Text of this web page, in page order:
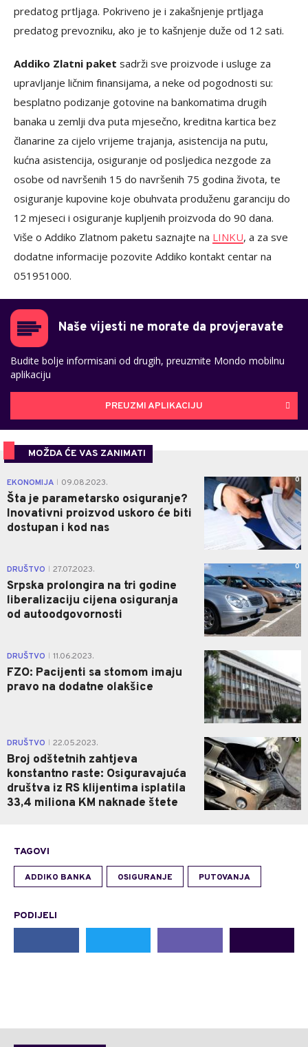
predatog prtljaga. Pokriveno je i zakašnjenje prtljaga
predatog prevozniku, ako je to kašnjenje duže od 12 sati.
Addiko Zlatni paket sadrži sve proizvode i usluge za
upravljanje ličnim finansijama, a neke od pogodnosti su:
besplatno podizanje gotovine na bankomatima drugih
banaka u zemlji dva puta mjesečno, kreditna kartica bez
članarine za cijelo vrijeme trajanja, asistencija na putu,
kućna asistencija, osiguranje od posljedica nezgode za
osobe od navršenih 15 do navršenih 75 godina života, te
osiguranje kupovine koje obuhvata produženu garanciju do
12 mjeseci i osiguranje kupljenih proizvoda do 90 dana.
Više o Addiko Zlatnom paketu saznajte na LINKU, a za sve
dodatne informacije pozovite Addiko kontakt centar na
051951000.
Naše vijesti ne morate da provjeravate
Budite bolje informisani od drugih, preuzmite Mondo mobilnu
aplikaciju
PREUZMI APLIKACIJU
MOŽDA ĆE VAS ZANIMATI
EKONOMIJA 09.08.2023.
Šta je parametarsko osiguranje?
Inovativni proizvod uskoro će biti
dostupan i kod nas
0
DRUŠTVO 27.07.2023.
Srpska prolongira na tri godine
liberalizaciju cijena osiguranja
od autoodgovornosti
0
DRUŠTVO 11.06.2023.
FZO: Pacijenti sa stomom imaju
pravo na dodatne olakšice
DRUŠTVO 22.05.2023.
Broj odštetnih zahtjeva
konstantno raste: Osiguravajuća
društva iz RS klijentima isplatila
33,4 miliona KM naknade štete
0
TAGOVI
ADDIKO BANKA OSIGURANJE PUTOVANJA
PODIJELI